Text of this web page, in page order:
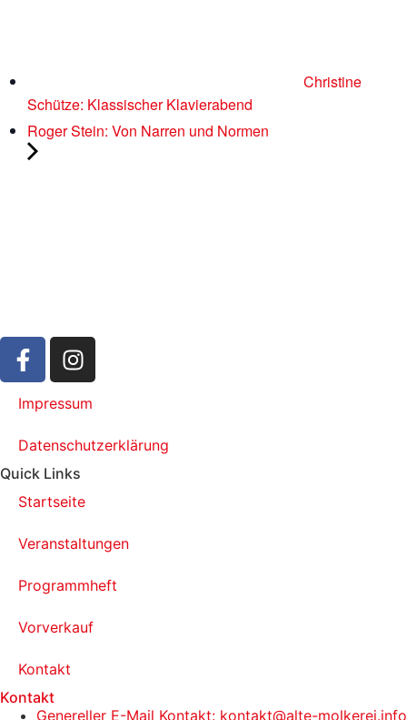
Christine
Schütze: Klassischer Klavierabend
Roger Stein: Von Narren und Normen
Impressum
Datenschutzerklärung
Quick Links
Startseite
Veranstaltungen
Programmheft
Vorverkauf
Kontakt
Kontakt
Genereller E-Mail Kontakt: kontakt@alte-molkerei.info